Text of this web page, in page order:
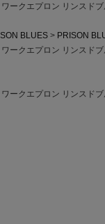
ークエプロン リンスド
BLUES
PRISON
ークエプロン リンスド
ークエプロン リンスド